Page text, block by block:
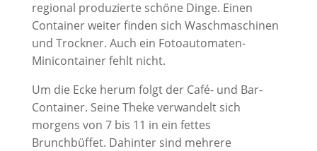
regional produzierte schöne Dinge. Einen
Container weiter finden sich Waschmaschinen
und Trockner. Auch ein Fotoautomaten-
Minicontainer fehlt nicht.
Um die Ecke herum folgt der Café- und Bar-
Container. Seine Theke verwandelt sich
morgens von 7 bis 11 in ein fettes
Brunchbüffet. Dahinter sind mehrere